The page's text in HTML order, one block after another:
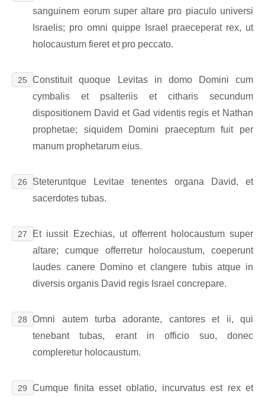
sanguinem eorum super altare pro piaculo universi
Israelis; pro omni quippe Israel praeceperat rex, ut
holocaustum fieret et pro peccato.
25
Constituit quoque Levitas in domo Domini cum
cymbalis et psalteriis et citharis secundum
dispositionem David et Gad videntis regis et Nathan
prophetae; siquidem Domini praeceptum fuit per
manum prophetarum eius.
26
Steteruntque Levitae tenentes organa David, et
sacerdotes tubas.
27
Et iussit Ezechias, ut offerrent holocaustum super
altare; cumque offerretur holocaustum, coeperunt
laudes canere Domino et clangere tubis atque in
diversis organis David regis Israel concrepare.
28
Omni autem turba adorante, cantores et ii, qui
tenebant tubas, erant in officio suo, donec
compleretur holocaustum.
29
Cumque finita esset oblatio, incurvatus est rex et